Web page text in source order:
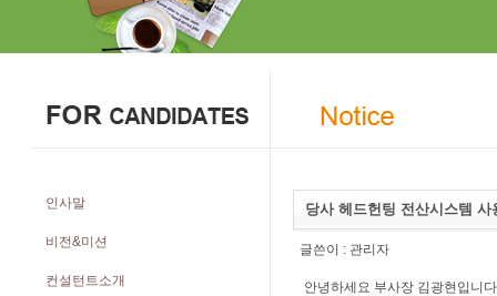
인사말
비전&미션
컨설턴트소개
당사 헤드헌팅 전산시스템 사
글쓴이 : 관리자
안녕하세요 부사장 김광현입니다